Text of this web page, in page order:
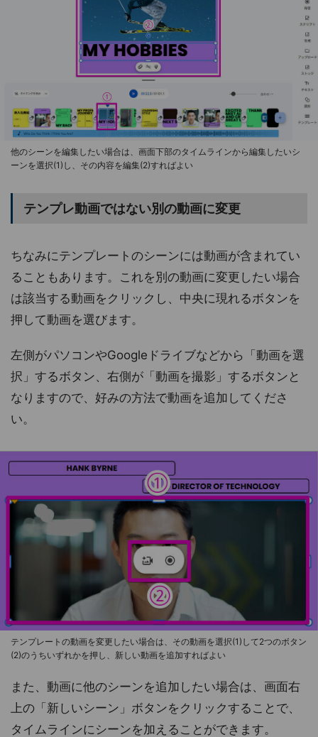
他のシーンを編集したい場合は、画面下部のタイムラインから編集したいシ
ーンを選択(1)し、その内容を編集(2)すればよい
テンプレ動画ではない別の動画に変更
ちなみにテンプレートのシーンには動画が含まれてい
ることもあります。これを別の動画に変更したい場合
は該当する動画をクリックし、中央に現れるボタンを
押して動画を選びます。
左側がパソコンやGoogleドライブなどから「動画を選
択」するボタン、右側が「動画を撮影」するボタンと
なりますので、好みの方法で動画を追加してくださ
い。
テンプレートの動画を変更したい場合は、その動画を選択(1)して2つのボタン
(2)のうちいずれかを押し、新しい動画を追加すればよい
また、動画に他のシーンを追加したい場合は、画面右
上の「新しいシーン」ボタンをクリックすることで、
タイムラインにシーンを加えることができます。